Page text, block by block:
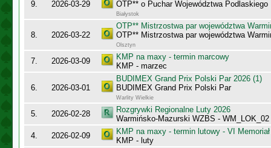
9. 2026-03-29
OTP** o Puchar Województwa Podlaskiego
Białystok
8. 2026-03-22
OTP** Mistrzostwa par województwa
OTP** Mistrzostwa par województwa
Olsztyn
7. 2026-03-09
KMP na maxy - termin marcowy
KMP - marzec
6. 2026-03-01
BUDIMEX Grand Prix Polski Par 2026 (1)
BUDIMEX Grand Prix Polski Par
Warlity Wielkie
5. 2026-02-28
Rozgrywki Regionalne Luty 2026
Warmińsko-Mazurski WZBS - WM_LOK_02
4.
2026-02-09
KMP na maxy - termin lutowy - VI
KMP - luty